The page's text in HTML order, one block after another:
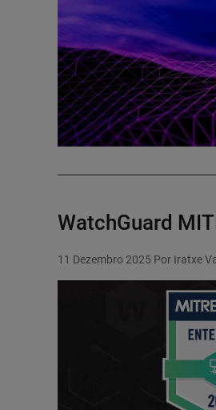
WatchGuard
11 Dezembro 2025 Por Iratxe